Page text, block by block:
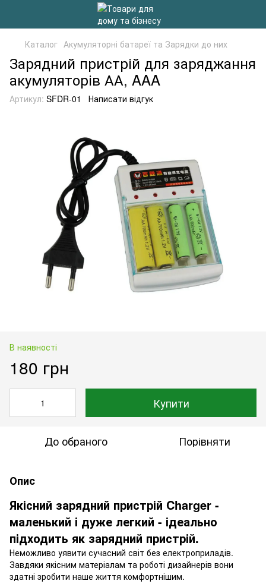
Каталог Акумуляторні батареї та Зарядки до них
Зарядний пристрій для заряджання
акумуляторів АА, AAA
Артикул: SFDR-01 Написати відгук
В наявності
180 грн
Купити
До обраного Порівняти
Опис
Якісний зарядний пристрій Charger -
маленький і дуже легкий - ідеально
підходить як зарядний пристрій.
Неможливо уявити сучасний світ без електроприладів.
Завдяки якісним матеріалам та роботі дизайнерів вони
здатні зробити наше життя комфортнішим.